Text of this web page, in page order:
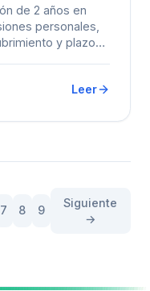
de 2 años en
personales,
y plazos
Leer
7 8 9
Siguiente
→